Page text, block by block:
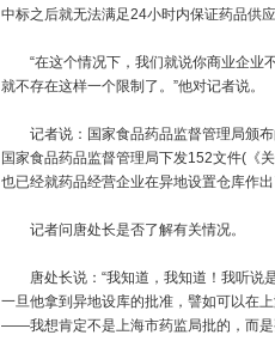
中标之后就无法满足24小时内保证药品供应
“在这个情况下，我们就说你商业企业不
就不存在这样一个限制了。”他对记者说。
记者说：国家食品药品监督管理局颁布
国家食品药品监督管理局下发152文件(《
也已经就药品经营企业在异地设置仓库作出
记者问唐处长是否了解有关情况。
唐处长说：“我知道，我知道！我听说是
一旦他拿到异地设库的批准，譬如可以在
——我想肯定不是上海市药监局批的，而是